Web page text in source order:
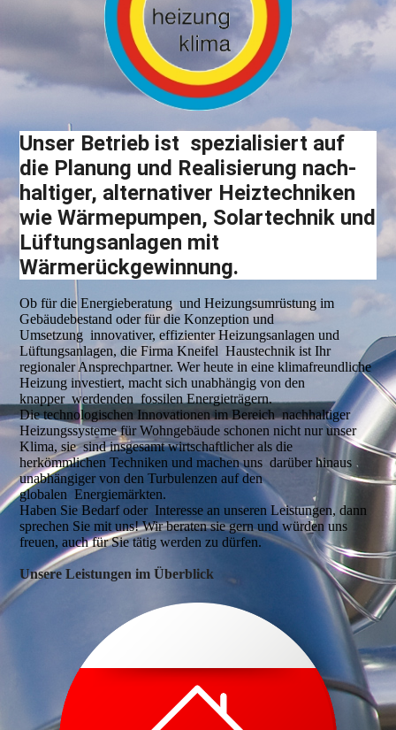
Unser Betrieb ist spezialisiert auf
die Planung und Realisierung nach­
haltiger, alternativer Heiztechniken
wie Wärmepumpen, So­lar­technik und
Lüftungsanlagen mit
Wärmerückgewinnung.
Ob für die Energieberatung und Heizungsumrüstung im
Gebäudebestand oder für die Konzeption und
Umsetzung innovativer, effizienter Heizungsanlagen und
Lüftungsanlagen, die Firma Kneifel Haustechnik ist Ihr
regionaler Ansprechpartner. Wer heute in eine klima­freundliche
Heizung investiert, macht sich unabhängig von den
knapper werdenden fossilen Energieträgern.
Die technologischen Innovationen im Bereich nachhaltiger
Heizungssysteme für Wohn­gebäude schonen nicht nur unser
Klima, sie sind insgesamt wirtschaftlicher als die
herkömmlichen Techniken und machen uns darüber hinaus
unabhängiger von den Turbulenzen auf den
globalen Energiemärkten.
Haben Sie Bedarf oder Interesse an unseren Leistungen, dann
sprechen Sie mit uns! Wir beraten sie gern und würden uns
freuen, auch für Sie tätig werden zu dürfen.
Unsere Leistungen im Überblick